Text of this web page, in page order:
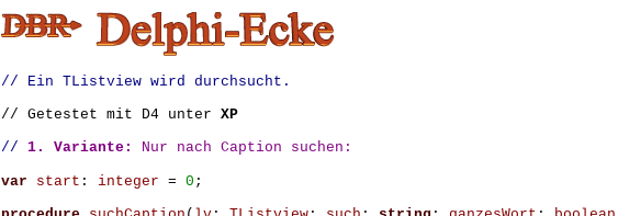
// Ein TListview wird durchsucht.
// Getestet mit D4 unter XP
// 1. Variante: Nur nach Caption suchen:
var start : integer = 0 ;